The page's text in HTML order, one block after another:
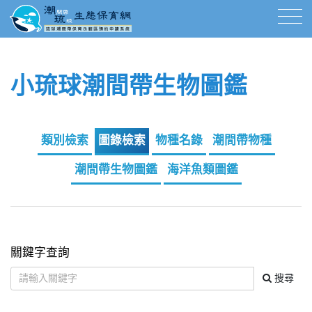
小琉球潮間帶生物圖鑑
類別檢索 圖錄檢索 物種名錄 潮間帶物種
潮間帶生物圖鑑 海洋魚類圖鑑
關鍵字查詢
搜尋